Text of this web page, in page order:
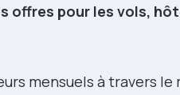
offres pour les vols,
mensuels à travers